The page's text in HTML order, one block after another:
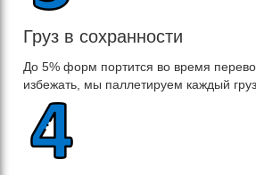
Груз в сохранности
До 5% форм портится во время
избежать, мы паллетируем каждый груз.